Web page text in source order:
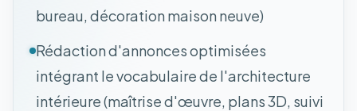
bureau, décoration maison neuve)
Rédaction d'annonces optimisées
intégrant le vocabulaire de l'architecture
intérieure (maîtrise d'œuvre, plans 3D, suivi